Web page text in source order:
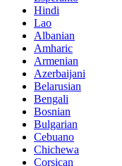
Hindi
Lao
Albanian
Amharic
Armenian
Azerbaijani
Belarusian
Bengali
Bosnian
Bulgarian
Cebuano
Chichewa
Corsican